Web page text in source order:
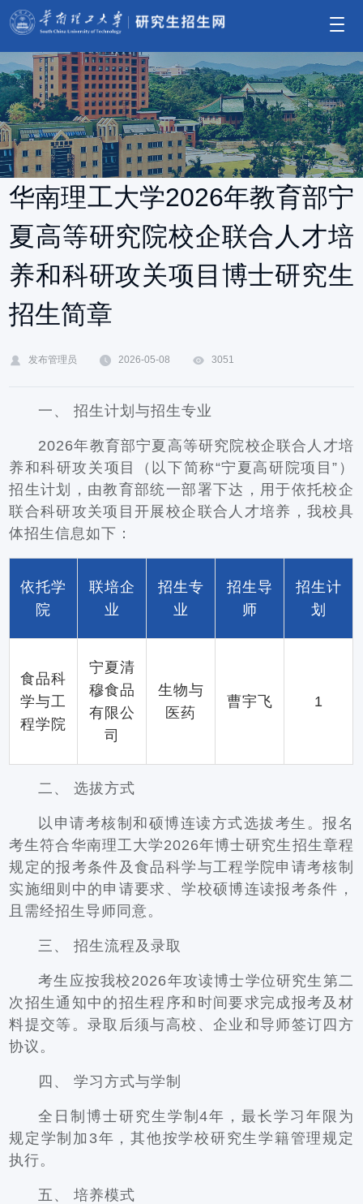
华南理工大学2026年教育部宁
夏高等研究院校企联合人才培
养和科研攻关项目博士研究生
招生简章
发布管理员 2026-05-08 3051
一、 招生计划与招生专业
2026年教育部宁夏高等研究院校企联合人才培
养和科研攻关项目（以下简称“宁夏高研院项目”）
招生计划，由教育部统一部署下达，用于依托校企
联合科研攻关项目开展校企联合人才培养，我校具
体招生信息如下：
依托学
院
联培企
业
招生专
业
招生导
师
招生计
划
食品科
学与工
程学院
宁夏清
穆食品
有限公
司
生物与
医药
曹宇飞 1
二、 选拔方式
以申请考核制和硕博连读方式选拔考生。报名
考生符合华南理工大学2026年博士研究生招生章程
规定的报考条件及食品科学与工程学院申请考核制
实施细则中的申请要求、学校硕博连读报考条件，
且需经招生导师同意。
三、 招生流程及录取
考生应按我校2026年攻读博士学位研究生第二
次招生通知中的招生程序和时间要求完成报考及材
料提交等。录取后须与高校、企业和导师签订四方
协议。
四、 学习方式与学制
全日制博士研究生学制4年，最长学习年限为
规定学制加3年，其他按学校研究生学籍管理规定
执行。
五、 培养模式